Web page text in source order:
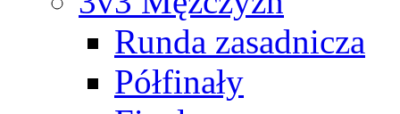
Runda zasadnicza
Półfinały